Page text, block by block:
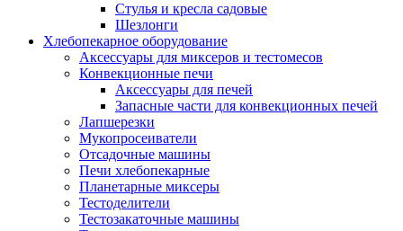
Стулья и кресла садовые
Шезлонги
Хлебопекарное оборудование
Аксессуары для миксеров и тестомесов
Конвекционные печи
Аксессуары для печей
Запасные части для конвекционных печей
Лапшерезки
Мукопросеиватели
Отсадочные машины
Печи хлебопекарные
Планетарные миксеры
Тестоделители
Тестозакаточные машины